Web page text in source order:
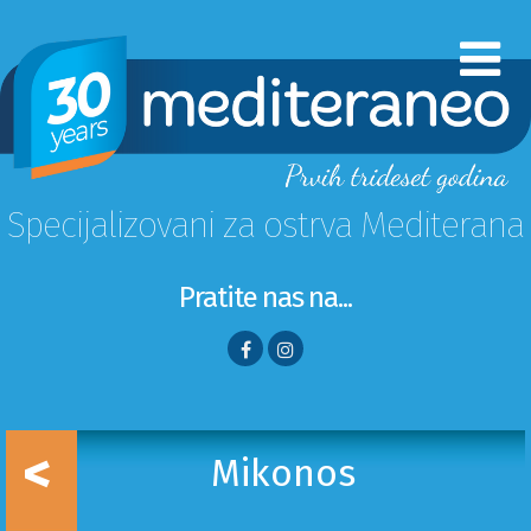
Specijalizovani za ostrva Mediterana
Pratite nas na...
< Mikonos